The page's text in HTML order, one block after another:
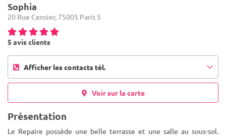
Sophia
20 Rue Censier, 75005 Paris 5
5 avis clients
Afficher les contacts tél.
Voir sur la carte
Présentation
Le Repaire possède une belle terrasse et une salle au sous-sol.